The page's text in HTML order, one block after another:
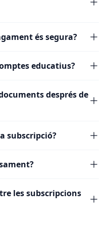
és segura?
educatius?
després de
subscripció?
les subscripcions